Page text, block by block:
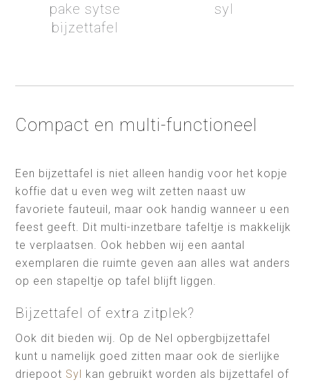
pake sytse
bijzettafel
syl
Compact en multi-functioneel
Een bijzettafel is niet alleen handig voor het kopje
koffie dat u even weg wilt zetten naast uw
favoriete fauteuil, maar ook handig wanneer u een
feest geeft. Dit multi-inzetbare tafeltje is makkelijk
te verplaatsen. Ook hebben wij een aantal
exemplaren die ruimte geven aan alles wat anders
op een stapeltje op tafel blijft liggen.
Bijzettafel of extra zitplek?
Ook dit bieden wij. Op de Nel opbergbijzettafel
kunt u namelijk goed zitten maar ook de sierlijke
driepoot Syl
kan gebruikt worden als bijzettafel of